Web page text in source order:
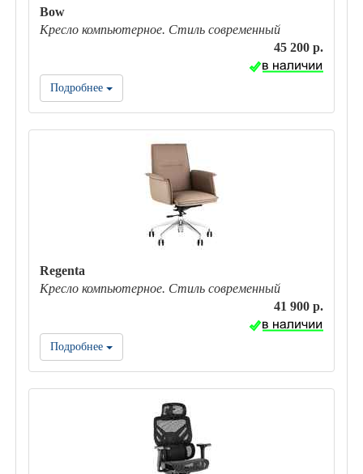
Bow
Кресло компьютерное. Стиль современный
45 200 р.
Подробнее
Regenta
Кресло компьютерное. Стиль современный
41 900 р.
Подробнее